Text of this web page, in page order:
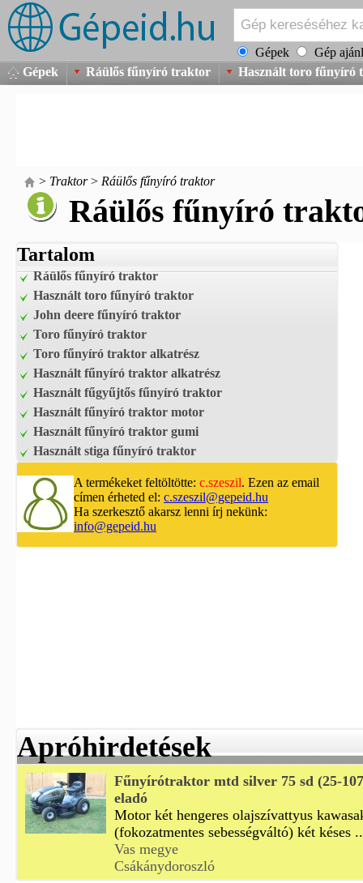
Gépek
Gép
Gépek
Ráülős fűnyíró traktor Használt toro fűnyíró
> Traktor> Ráülős fűnyíró traktor
Ráülős fűnyíró
Tartalom
Ráülős fűnyíró traktor
Használt toro fűnyíró traktor
John deere fűnyíró traktor
Toro fűnyíró traktor
Toro fűnyíró traktor alkatrész
Használt fűnyíró traktor alkatrész
Használt fűgyűjtős fűnyíró traktor
Használt fűnyíró traktor motor
Használt fűnyíró traktor gumi
Használt stiga fűnyíró traktor
A termékeket feltöltötte: c.szeszil. Ezen az email
címen érheted el: c.szeszil@gepeid.hu
Ha szerkesztő akarsz lenni írj nekünk:
info@gepeid.hu
Apróhirdetések
Fűnyírótraktor mtd silver 75 sd (25-
eladó
Motor két hengeres olajszívattyus
(fokozatmentes sebességváltó) két késes
Vas megye
Csákánydoroszló